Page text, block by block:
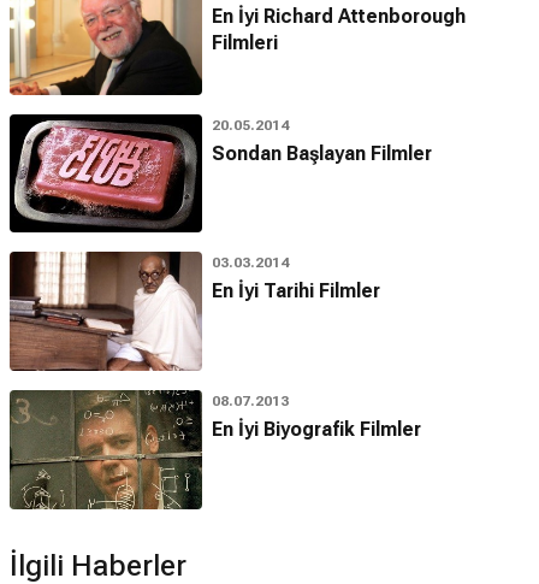
En İyi Richard Attenborough
Filmleri
20.05.2014
Sondan Başlayan Filmler
03.03.2014
En İyi Tarihi Filmler
08.07.2013
En İyi Biyografik Filmler
İlgili Haberler